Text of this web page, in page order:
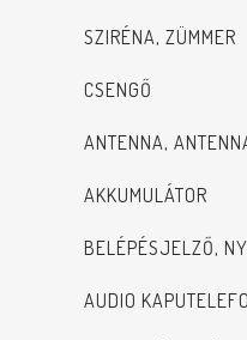
SZIRÉNA, ZÜMMER
CSENGŐ
ANTENNA,
AKKUMULÁTOR
BELÉPÉSJELZŐ,
AUDIO